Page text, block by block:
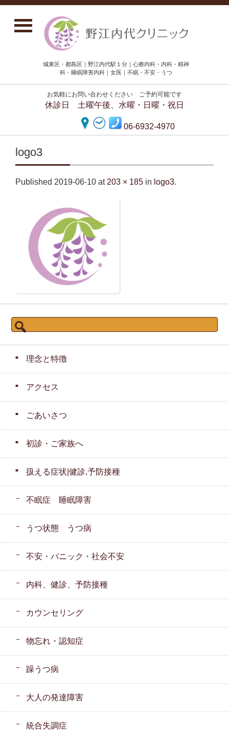
城東区・都島区｜野江内代駅１分｜心療内科・内科・精神
科・睡眠障害内科｜女医｜不眠・不安・うつ
お気軽にお問い合わせください ご予約可能です
休診日 土曜午後、水曜・日曜・祝日
06-6932-4970
logo3
Published 2019-06-10 at 203 × 185 in logo3.
検
索:
理念と特徴
アクセス
ごあいさつ
初診・ご家族へ
扱える症状|健診,予防接種
不眠症 睡眠障害
うつ状態 うつ病
不安・パニック・社会不安
内科、健診、予防接種
カウンセリング
物忘れ・認知症
躁うつ病
大人の発達障害
統合失調症